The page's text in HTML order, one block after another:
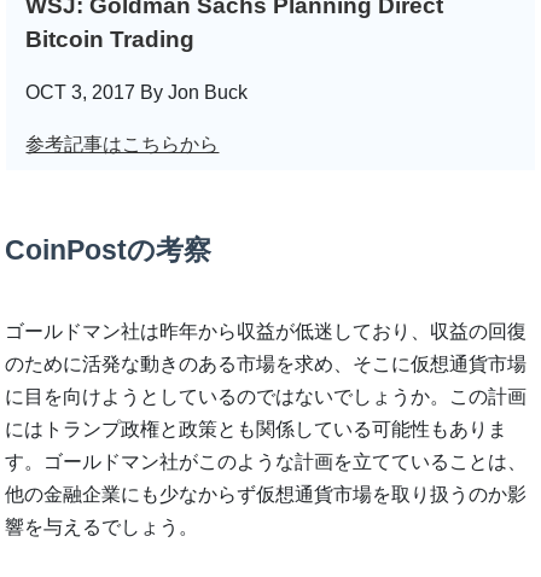
Bitcoin Trading
OCT 3, 2017 By Jon Buck
参考記事はこちらから
CoinPostの考察
ゴールドマン社は昨年から収益が低迷しており、収益の回復
のために活発な動きのある市場を求め、そこに仮想通貨市場
に目を向けようとしているのではないでしょうか。この計画
にはトランプ政権と政策とも関係している可能性もありま
す。ゴールドマン社がこのような計画を立てていることは、
他の金融企業にも少なからず仮想通貨市場を取り扱うのか影
響を与えるでしょう。